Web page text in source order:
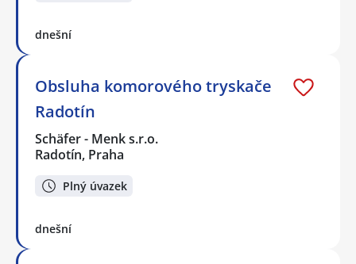
dnešní
Obsluha komorového tryskače
Radotín
Schäfer - Menk s.r.o.
Radotín, Praha
Plný úvazek
dnešní